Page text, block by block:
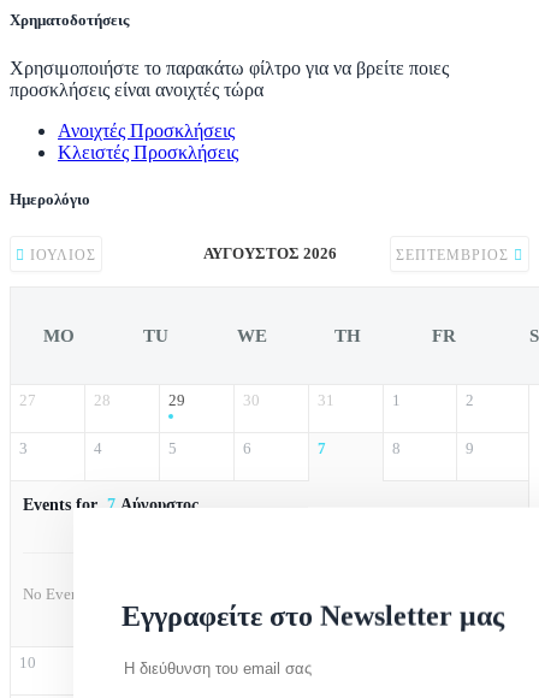
Χρηματοδοτήσεις
Χρησιμοποιήστε το παρακάτω φίλτρο για να βρείτε ποιες
προσκλήσεις είναι ανοιχτές τώρα
Ανοιχτές Προσκλήσεις
Κλειστές Προσκλήσεις
Ημερολόγιο
ΙΟΎΛΙΟΣ ΑΎΓΟΥΣΤΟΣ 2026 ΣΕΠΤΈΜΒΡΙΟΣ
MO TU WE TH FR
27 28 29 30 31 1 2
3 4 5 6 7 8 9
Events for 7 Αύγουστος
No Events
10 12 13
Εγγραφείτε στο Newsletter μας